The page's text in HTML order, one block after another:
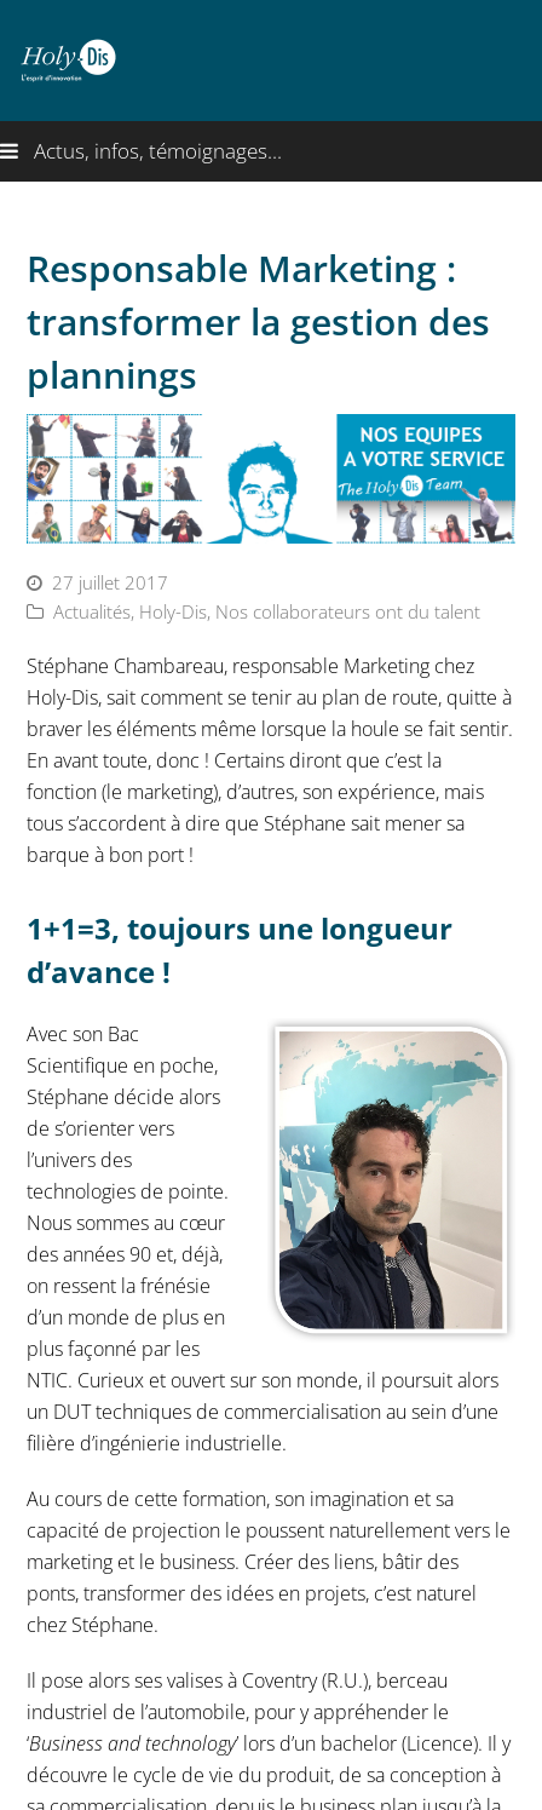
Actus, infos, témoignages...
Responsable Marketing :
transformer la gestion des
plannings
27 juillet 2017
Actualités, Holy-Dis, Nos collaborateurs ont du talent
Stéphane Chambareau, responsable Marketing chez
Holy-Dis, sait comment se tenir au plan de route, quitte à
braver les éléments même lorsque la houle se fait sentir.
En avant toute, donc ! Certains diront que c’est la
fonction (le marketing), d’autres, son expérience, mais
tous s’accordent à dire que Stéphane sait mener sa
barque à bon port !
1+1=3, toujours une longueur
d’avance !
Avec son Bac
Scientifique en poche,
Stéphane décide alors
de s’orienter vers
l’univers des
technologies de pointe.
Nous sommes au cœur
des années 90 et, déjà,
on ressent la frénésie
d’un monde de plus en
plus façonné par les
NTIC. Curieux et ouvert sur son monde, il poursuit alors
un DUT techniques de commercialisation au sein d’une
filière d’ingénierie industrielle.
Au cours de cette formation, son imagination et sa
capacité de projection le poussent naturellement vers le
marketing et le business. Créer des liens, bâtir des
ponts, transformer des idées en projets, c’est naturel
chez Stéphane.
Il pose alors ses valises à Coventry (R.U.), berceau
industriel de l’automobile, pour y appréhender le
‘Business and technology’ lors d’un bachelor (Licence). Il y
découvre le cycle de vie du produit, de sa conception à